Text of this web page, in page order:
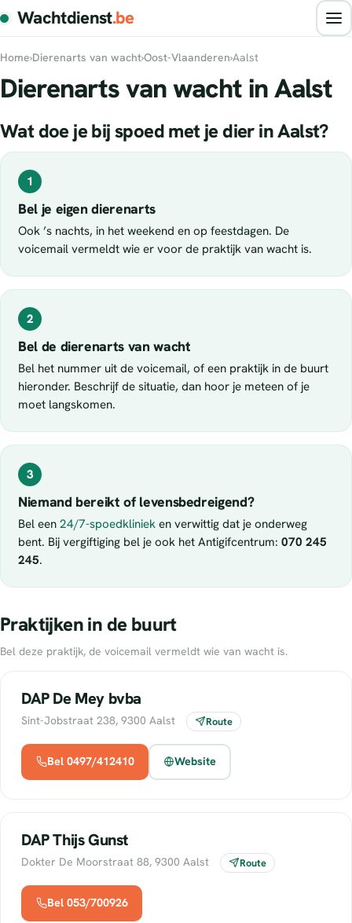
Wachtdienst.be
Home›Dierenarts van wacht›Oost-Vlaanderen›Aalst
Dierenarts van wacht in Aalst
Wat doe je bij spoed met je dier in Aalst?
1
Bel je eigen dierenarts
Ook ’s nachts, in het weekend en op feestdagen. De
voicemail vermeldt wie er voor de praktijk van wacht is.
2
Bel de dierenarts van wacht
Bel het nummer uit de voicemail, of een praktijk in de buurt
hieronder. Beschrijf de situatie, dan hoor je meteen of je
moet langskomen.
3
Niemand bereikt of levensbedreigend?
Bel een 24/7-spoedkliniek en verwittig dat je onderweg
bent. Bij vergiftiging bel je ook het Antigifcentrum: 070 245
245.
Praktijken in de buurt
Bel deze praktijk, de voicemail vermeldt wie van wacht is.
DAP De Mey bvba
Sint-Jobstraat 238, 9300 Aalst Route
Bel 0497/412410 Website
DAP Thijs Gunst
Dokter De Moorstraat 88, 9300 Aalst Route
Bel 053/700926